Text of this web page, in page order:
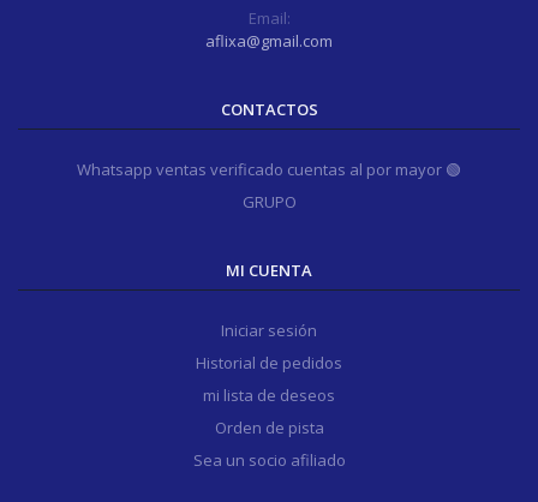
Email:
aflixa@gmail.com
CONTACTOS
Whatsapp ventas verificado cuentas al por mayor 🟢
GRUPO
MI CUENTA
Iniciar sesión
Historial de pedidos
mi lista de deseos
Orden de pista
Sea un socio afiliado